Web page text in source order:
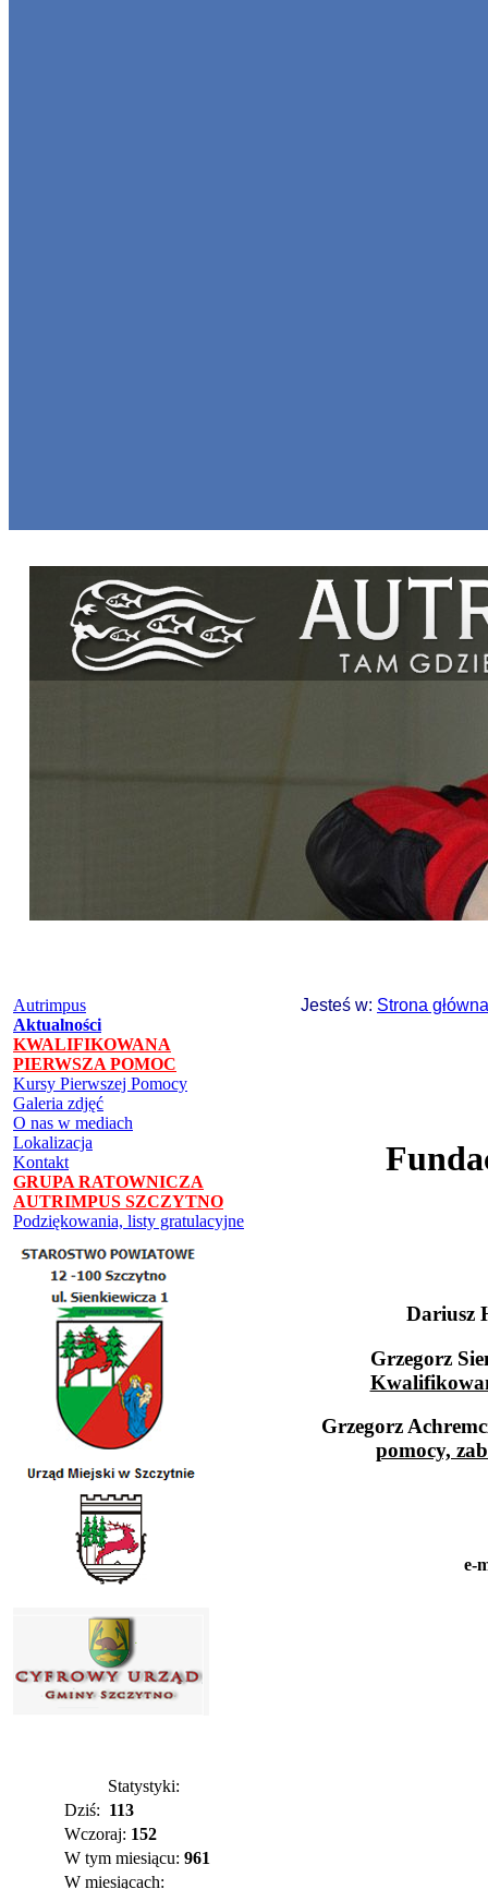
Autrimpus
Aktualności
KWALIFIKOWANA
PIERWSZA POMOC
Kursy Pierwszej Pomocy
Galeria zdjęć
O nas w mediach
Lokalizacja
Kontakt
GRUPA RATOWNICZA
AUTRIMPUS SZCZYTNO
Podziękowania, listy gratulacyjne
Statystyki:
Dziś: 113
Wczoraj: 152
W tym miesiącu: 961
W miesiącach:
Jesteś w: Strona
Dariusz
Grzegorz
Grzegorz
pomocy,
e-